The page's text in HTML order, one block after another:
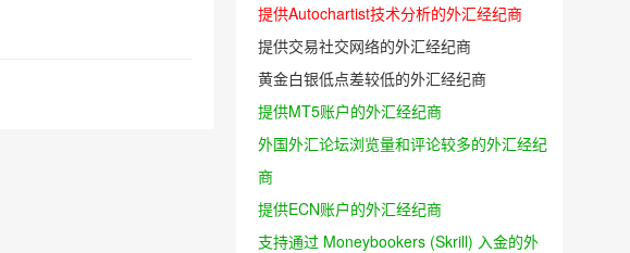
提供Autochartist技术分析的外汇经纪商
提供交易社交网络的外汇经纪商
黄金白银低点差较低的外汇经纪商
提供MT5账户的外汇经纪商
外国外汇论坛浏览量和评论较多的外汇经纪
商
提供ECN账户的外汇经纪商
支持通过 Moneybookers (Skrill) 入金的外